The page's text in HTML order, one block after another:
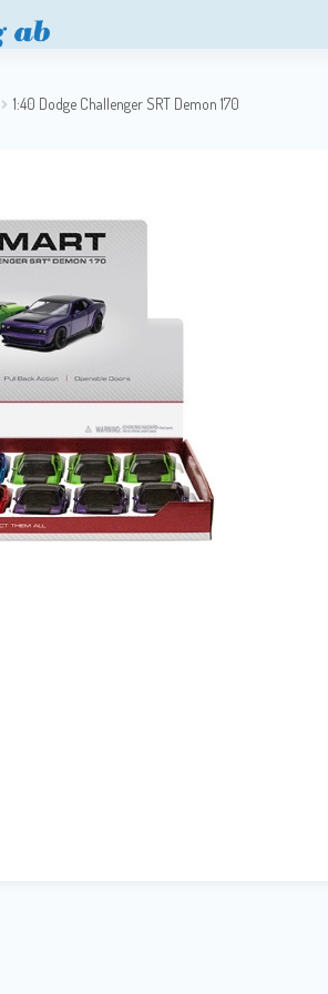
1:40 Dodge Challenger SRT Demon 170